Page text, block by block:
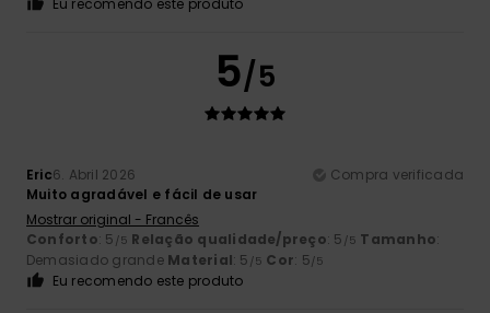
Eu recomendo este produto
5/5
Eric6. Abril 2026
Compra verificada
Muito agradável e fácil de usar
Mostrar original - Francês
Conforto: 5 /5 Relação qualidade/preço: 5 /5 Tamanho:
Demasiado grande Material: 5 /5 Cor: 5/5
Eu recomendo este produto